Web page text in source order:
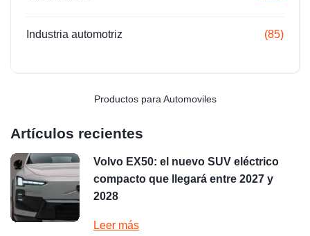
Industria automotriz (85)
Productos para Automoviles
Artículos recientes
Volvo EX50: el nuevo SUV eléctrico
compacto que llegará entre 2027 y
2028
Leer más